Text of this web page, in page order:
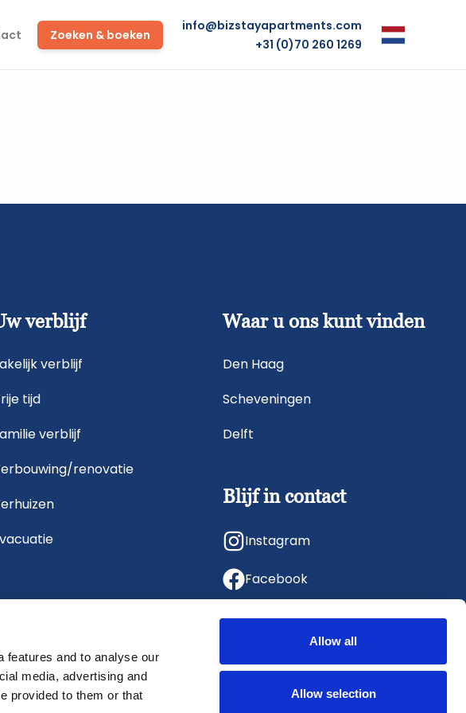
features and to analyse our
media, advertising and
provided to them or that
Allow all
Allow selection
Zoeken & boeken
info@bizstayapartments.com
+31 (0)70 260 1269
verblijf
verblijf
tijd
verblijf
renovatie
Waar u ons kunt vinden
Den Haag
Scheveningen
Delft
Blijf in contact
Instagram
Facebook
LinkedIn